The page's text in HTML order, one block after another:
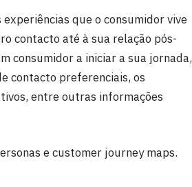
que o consumidor vive
contacto até à sua relação pós-
consumidor a iniciar a sua jornada,
contacto preferenciais, os
entre outras informações
e customer journey maps.